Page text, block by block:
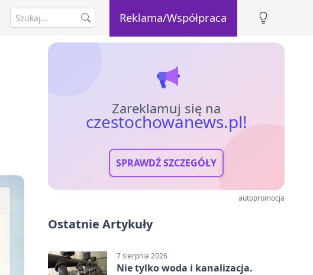
Reklama/Współpraca
Zareklamuj się na
czestochowanews.pl!
SPRAWDŹ SZCZEGÓŁY
autopromocja
Ostatnie Artykuły
7 sierpnia 2026
Nie tylko woda i kanalizacja.